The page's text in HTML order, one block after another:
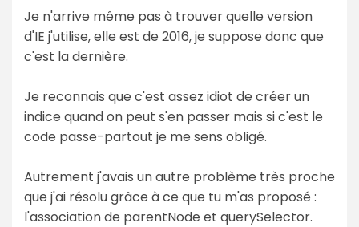
Je n'arrive même pas à trouver quelle version
d'IE j'utilise, elle est de 2016, je suppose donc que
c'est la dernière.
Je reconnais que c'est assez idiot de créer un
indice quand on peut s'en passer mais si c'est le
code passe-partout je me sens obligé.
Autrement j'avais un autre problème très proche
que j'ai résolu grâce à ce que tu m'as proposé :
l'association de parentNode et querySelector.